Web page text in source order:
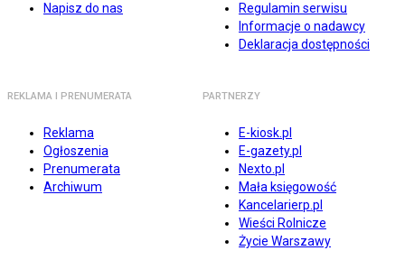
Napisz do nas
Regulamin serwisu
Informacje o nadawcy
Deklaracja dostępności
REKLAMA I PRENUMERATA
Reklama
Ogłoszenia
Prenumerata
Archiwum
PARTNERZY
E-kiosk.pl
E-gazety.pl
Nexto.pl
Mała księgowość
Kancelarierp.pl
Wieści Rolnicze
Życie Warszawy